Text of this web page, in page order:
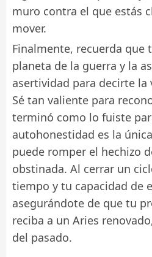
muro contra el que estás
mover.
Finalmente, recuerda que
planeta de la guerra y la
asertividad para decirte
Sé tan valiente para
terminó como lo fuiste
autohonestidad es la
puede romper el hechizo
obstinada. Al cerrar un
tiempo y tu capacidad de
asegurándote de que tu
reciba a un Aries
del pasado.